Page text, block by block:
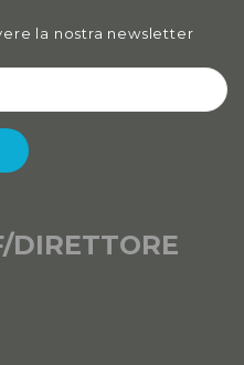
la nostra newsletter
DIRETTORE